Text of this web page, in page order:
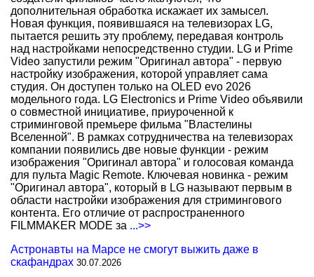
дополнительная обработка искажает их замысел.
Новая функция, появившаяся на телевизорах LG,
пытается решить эту проблему, передавая контроль
над настройками непосредственно студии. LG и Prime
Video запустили режим "Оригинал автора" - первую
настройку изображения, которой управляет сама
студия. Он доступен только на OLED evo 2026
модельного года. LG Electronics и Prime Video объявили
о совместной инициативе, приуроченной к
стриминговой премьере фильма "Властелины
Вселенной". В рамках сотрудничества на телевизорах
компании появились две новые функции - режим
изображения "Оригинал автора" и голосовая команда
для пульта Magic Remote. Ключевая новинка - режим
"Оригинал автора", который в LG называют первым в
области настройки изображения для стримингового
контента. Его отличие от распространенного
FILMMAKER MODE за ...>>
Астронавты на Марсе не смогут выжить даже в
скафандрах 30.07.2026